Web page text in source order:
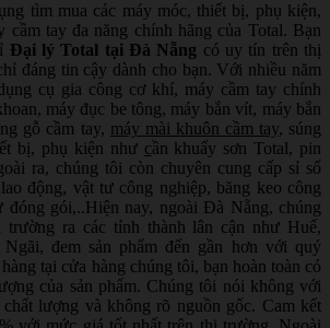
tìm mua các máy móc, thiết bị, phụ kiện,
cầm tay đa năng chính hãng của Total. Bạn
Đại lý Total tại Đà Nẵng có uy tín trên thị
đáng tin cậy dành cho bạn. Với nhiều năm
cụ gia công cơ khí, máy cầm tay chính
máy đục be tông, máy bắn vít, máy bắn
gỗ cầm tay, máy mài khuôn cầm tay, súng
bị, phụ kiện như cần khuấy sơn Total, pin
ra, chúng tôi còn chuyên cung cấp sỉ số
động, vật tư công nghiệp, băng keo công
đóng gói,..Hiện nay, ngoài Đà Nẵng, chúng
ra các tỉnh thành lân cận như Huế,
Ngãi, đem sản phẩm đến gần hơn với quý
tại cửa hàng chúng tôi, bạn hoàn toàn có
của sản phẩm. Chúng tôi nói không với
chất lượng và không rõ nguồn gốc. Cam kết